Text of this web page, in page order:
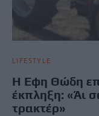
LIFESTYLE
Η Εφη Θώδη
έκπληξη: «Άι
τρακτέρ»